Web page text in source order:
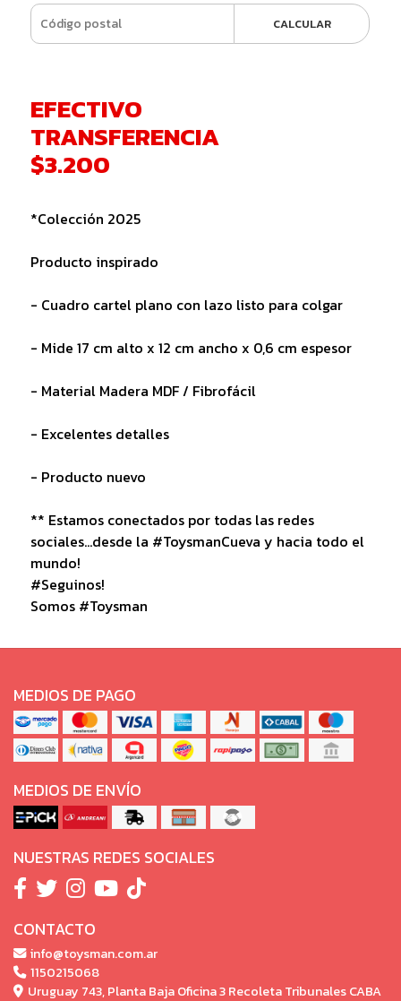
CALCULAR
EFECTIVO
TRANSFERENCIA
$3.200
*Colección 2025
Producto inspirado
- Cuadro cartel plano con lazo listo para colgar
- Mide 17 cm alto x 12 cm ancho x 0,6 cm espesor
- Material Madera MDF / Fibrofácil
- Excelentes detalles
- Producto nuevo
** Estamos conectados por todas las redes
sociales...desde la #ToysmanCueva y hacia todo el
mundo!
#Seguinos!
Somos #Toysman
MEDIOS DE PAGO
MEDIOS DE ENVÍO
NUESTRAS REDES SOCIALES
CONTACTO
info@toysman.com.ar
1150215068
Uruguay 743, Planta Baja Oficina 3 Recoleta Tribunales CABA